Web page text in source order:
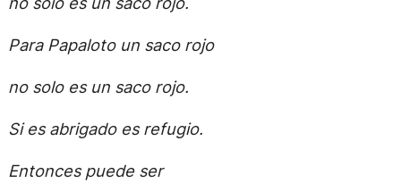
Para Papaloto un saco rojo
no solo es un saco rojo.
Si es abrigado es refugio.
Entonces puede ser